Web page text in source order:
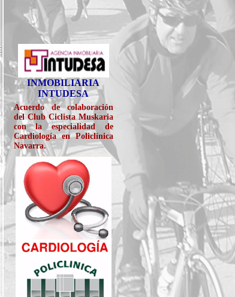
INMOBILIARIA
INTUDESA
---------
ENERGIAS
RENOBABLES
--------
ROTULOS CID
-------
BAR EL TONEL
--------
Acuerdo de colaboración
del Club Ciclista Muskaria
con la especialidad de
Cardiología en Policlínica
Navarra.